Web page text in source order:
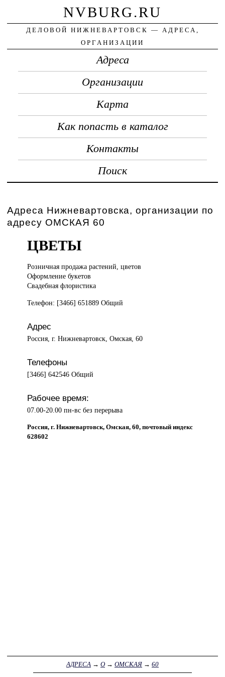
NVBURG.RU
ДЕЛОВОЙ НИЖНЕВАРТОВСК — АДРЕСА,
ОРГАНИЗАЦИИ
Адреса
Организации
Карта
Как попасть в каталог
Контакты
Поиск
Адреса Нижневартовска, организации по
адресу ОМСКАЯ 60
ЦВЕТЫ
Розничная продажарастений, цветов
Оформление букетов
Свадебная флористика
Телефон: [3466] 651889 Общий
Адрес
Россия, г. Нижневартовск, Омская, 60
Телефоны
[3466] 642546 Общий
Рабочее время:
07.00-20.00 пн-вс без перерыва
Россия, г. Нижневартовск, Омская, 60, почтовый индекс
628602
АДРЕСА → О → ОМСКАЯ → 60